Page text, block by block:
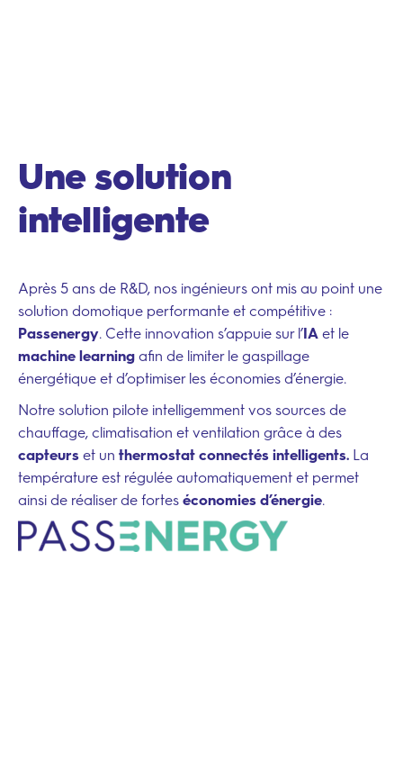
Une solution
intelligente
Après 5 ans de R&D, nos ingénieurs ont mis au point une
solution domotique performante et compétitive :
Passenergy. Cette innovation s’appuie sur l’IA et le
machine learning afin de limiter le gaspillage
énergétique et d’optimiser les économies d’énergie.
Notre solution pilote intelligemment vos sources de
chauffage, climatisation et ventilation grâce à des
capteurs et un thermostat connectés intelligents. La
température est régulée automatiquement et permet
ainsi de réaliser de fortes économies d’énergie.